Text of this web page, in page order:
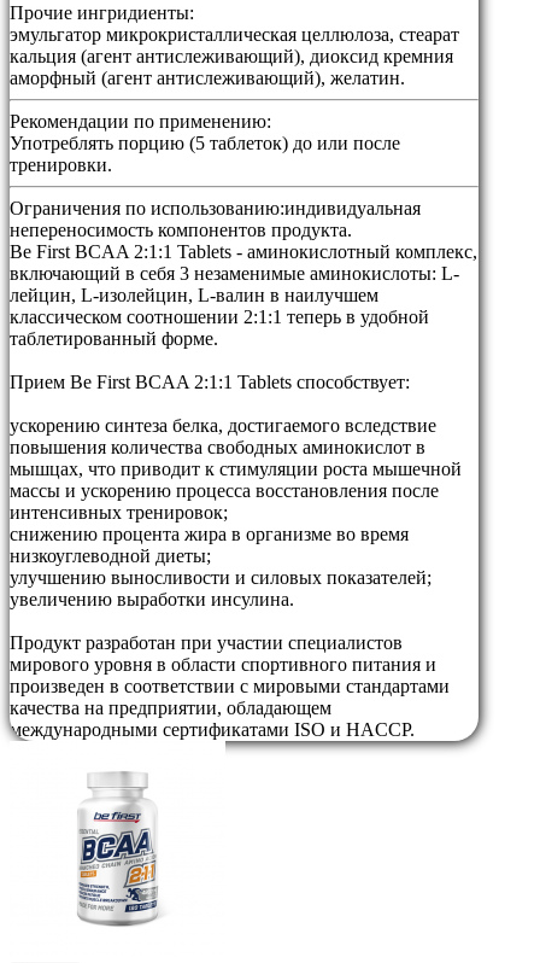
Прочие ингридиенты:
эмульгатор микрокристаллическая целлюлоза, стеарат
кальция (агент антислеживающий), диоксид кремния
аморфный (агент антислеживающий), желатин.
Рекомендации по применению:
Употреблять порцию (5 таблеток) до или после
тренировки.
Ограничения по использованию:индивидуальная
непереносимость компонентов продукта.
Be First BCAA 2:1:1 Tablets - аминокислотный комплекс,
включающий в себя 3 незаменимые аминокислоты: L-
лейцин, L-изолейцин, L-валин в наилучшем
классическом соотношении 2:1:1 теперь в удобной
таблетированный форме.
Прием Be First BCAA 2:1:1 Tablets способствует:
ускорению синтеза белка, достигаемого вследствие
повышения количества свободных аминокислот в
мышцах, что приводит к стимуляции роста мышечной
массы и ускорению процесса восстановления после
интенсивных тренировок;
снижению процента жира в организме во время
низкоуглеводной диеты;
улучшению выносливости и силовых показателей;
увеличению выработки инсулина.
Продукт разработан при участии специалистов
мирового уровня в области спортивного питания и
произведен в соответствии с мировыми стандартами
качества на предприятии, обладающем
международными сертификатами ISO и HACCP.